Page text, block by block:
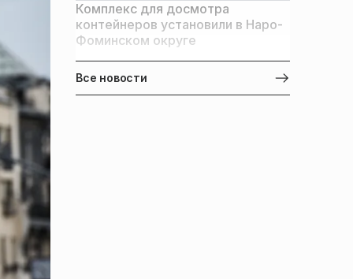
Комплекс для досмотра
контейнеров установили в Наро-
Фоминском округе
Все новости